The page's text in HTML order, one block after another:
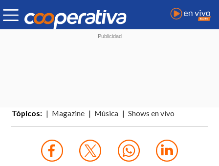
Tópicos: Magazine Música Shows en vivo